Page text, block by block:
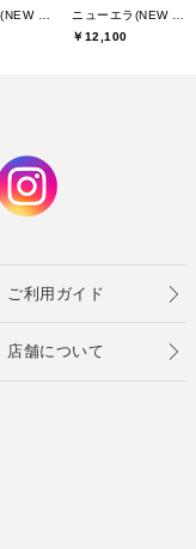
￥12,100
ご利用ガイド
店舗について